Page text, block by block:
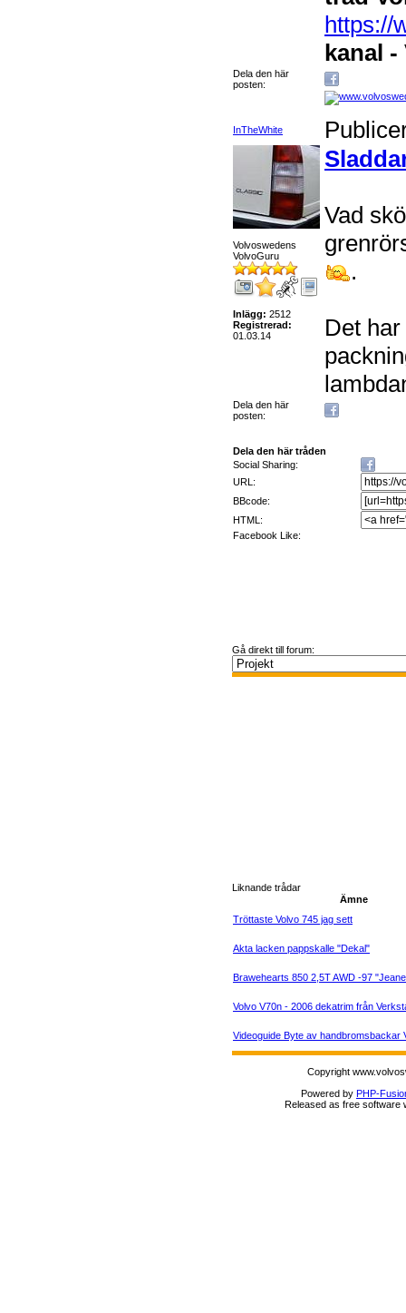
https://
kanal
Dela den här
posten:
InTheWhite
Volvoswedens
VolvoGuru
Inlägg: 2512
Registrerad:
01.03.14
Vad
.
Det
Dela den här
posten:
Dela den här tråden
Social Sharing:
URL:
BBcode:
HTML:
Facebook Like:
Gå direkt till forum:
Liknande trådar
Ämne
Tröttaste Volvo 745 jag sett
Akta lacken pappskalle "Dekal"
Brawehearts 850 2,5T AWD -97
Volvo V70n - 2006 dekatrim från
Videoguide Byte av handbromsbackar
Copyright
Powered by PHP-
Released as free software